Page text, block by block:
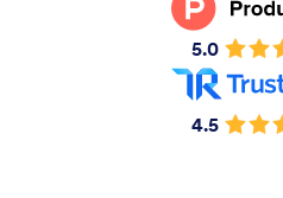
5.0
4.5